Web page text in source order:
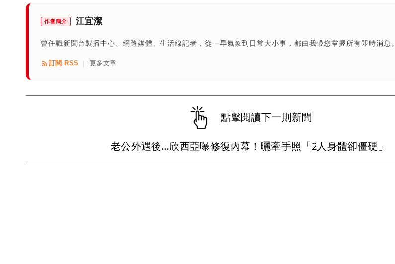
作者簡介 江宜潔
曾任職新聞台製播中心、網路媒體、生活線記者，從一早氣象到日常大小事，都由我帶您掌握所有即時消息。
訂閱 RSS 更多文章
點擊閱讀下一則新聞
老公外遇後…欣西亞曝修復內幕！曬牽手照「2人身體卻僵硬」